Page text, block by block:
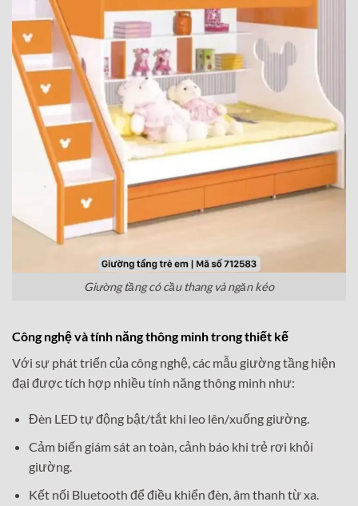
Giường tầng có cầu thang và ngăn kéo
Công nghệ và tính năng thông minh trong thiết kế
Với sự phát triển của công nghệ, các mẫu giường tầng hiện
đại được tích hợp nhiều tính năng thông minh như:
Đèn LED tự động bật/tắt khi leo lên/xuống giường.
Cảm biến giám sát an toàn, cảnh báo khi trẻ rơi khỏi
giường.
Kết nối Bluetooth để điều khiển đèn, âm thanh từ xa.